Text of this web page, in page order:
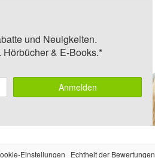
und Neuigkeiten.
Hörbücher & E-Books.*
Anmelden
Einstellungen Echtheit der Bewertungen